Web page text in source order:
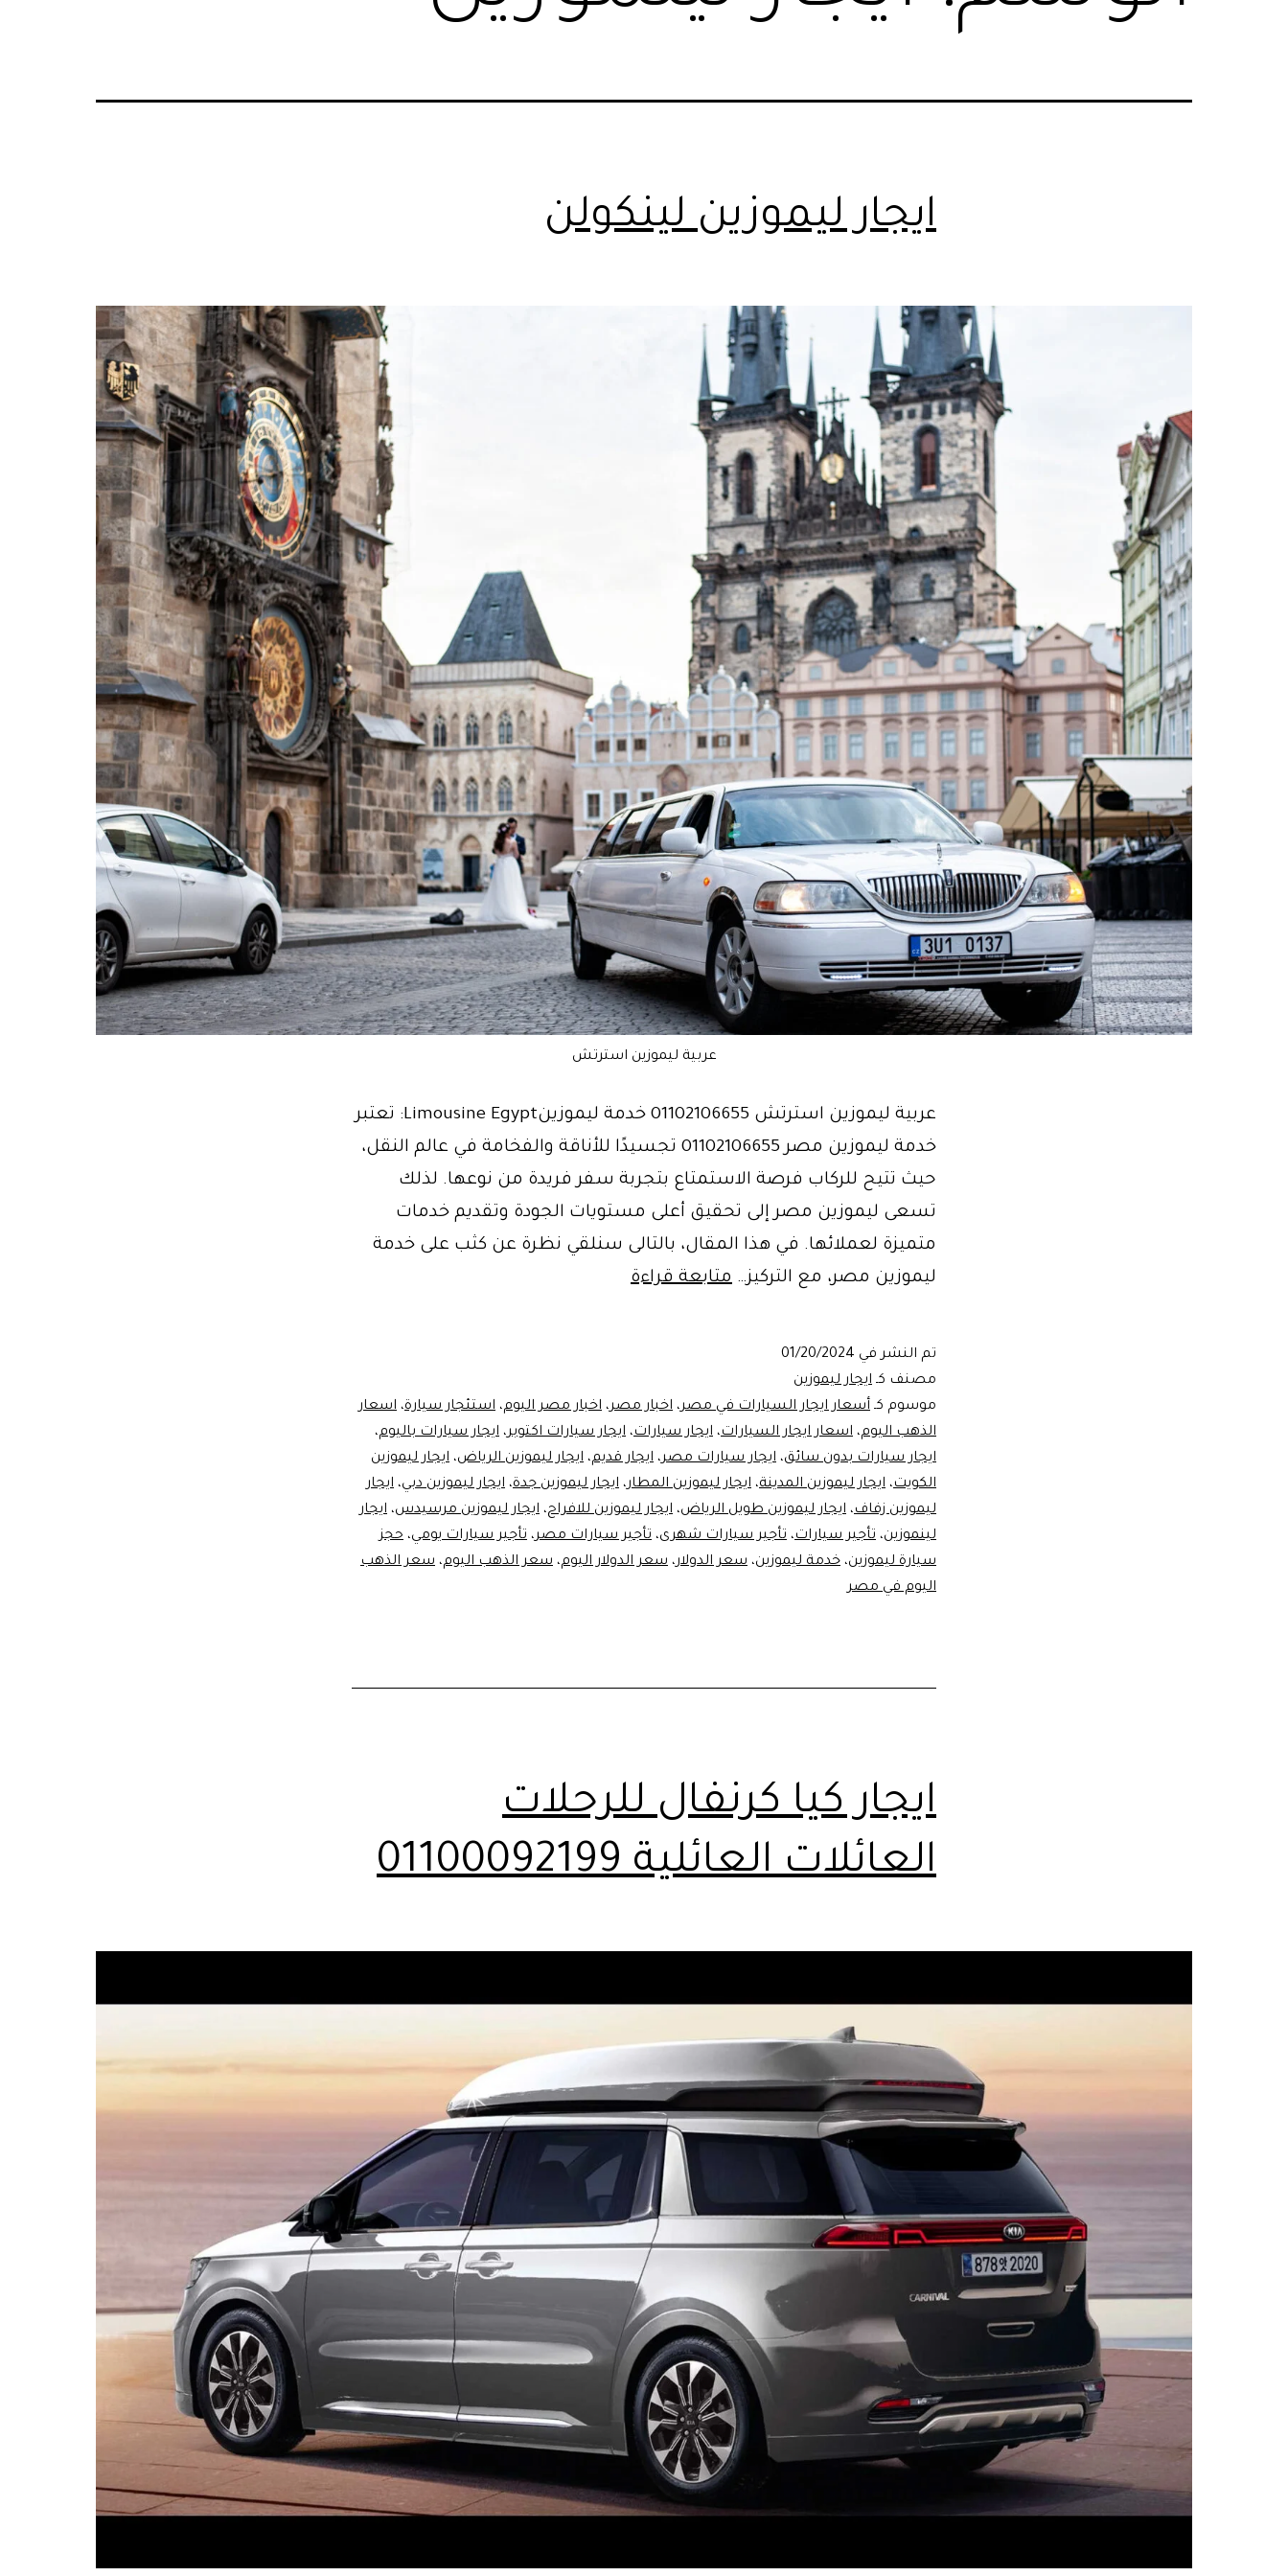
ايجار ليموزين لينكولن
عربية ليموزين استرتش
عربية ليموزين استرتش 01102106655 خدمة ليموزينLimousine Egypt: تعتبر
خدمة ليموزين مصر 01102106655 تجسيدًا للأناقة والفخامة في عالم النقل،
حيث تتيح للركاب فرصة الاستمتاع بتجربة سفر فريدة من نوعها. لذلك
تسعى ليموزين مصر إلى تحقيق أعلى مستويات الجودة وتقديم خدمات
متميزة لعملائها. في هذا المقال، بالتالى سنلقي نظرة عن كثب على خدمة
ليموزين مصر، مع التركيز… متابعة قراءةايجار
تم النشر في 01/20/2024
مصنف كـ ايجار ليموزين
موسوم كـ أسعار ايجار السيارات في مصر، اخبار مصر، اخبار مصر اليوم، استئجار سيارة، اسعار
الذهب اليوم، اسعار ايجار السيارات، ايجار سيارات، ايجار سيارات اكتوبر، ايجار سيارات باليوم،
ايجار سيارات بدون سائق، ايجار سيارات مصر، ايجار قديم، ايجار ليموزين الرياض، ايجار ليموزين
الكويت، ايجار ليموزين المدينة، ايجار ليموزين المطار، ايجار ليموزين جدة، ايجار ليموزين دبي، ايجار
ليموزين زفاف، ايجار ليموزين طويل الرياض، ايجار ليموزين للافراح، ايجار ليموزين مرسيدس، ايجار
لينموزين، تأجير سيارات، تأجير سيارات شهرى، تأجير سيارات مصر، تأجير سيارات يومي، حجز
سيارة ليموزين، خدمة ليموزين، سعر الدولار، سعر الدولار اليوم، سعر الذهب اليوم، سعر الذهب
اليوم في مصر
ايجار كيا كرنفال للرحلات
العائلات العائلية 01100092199